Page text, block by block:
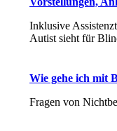
Inklusive
Autist sieht für
Wie gehe ich mit
Fragen von